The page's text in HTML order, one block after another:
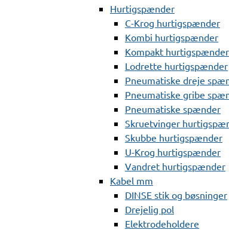
Hurtigspænder
C-Krog hurtigspænder
Kombi hurtigspænder
Kompakt hurtigspænder
Lodrette hurtigspænder
Pneumatiske dreje
Pneumatiske gribe
Pneumatiske spænder
Skruetvinger
Skubbe hurtigspænder
U-Krog hurtigspænder
Vandret hurtigspænder
Kabel mm
DINSE stik og bøsninger
Drejelig pol
Elektrodeholdere